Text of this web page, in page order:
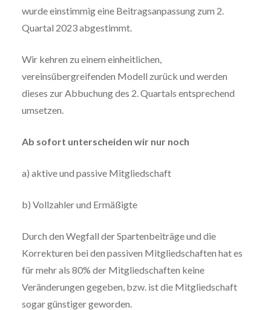
wurde einstimmig eine Beitragsanpassung zum 2.
Quartal 2023 abgestimmt.
Wir kehren zu einem einheitlichen,
vereinsübergreifenden Modell zurück und werden
dieses zur Abbuchung des 2. Quartals entsprechend
umsetzen.
Ab sofort unterscheiden wir nur noch
a) aktive und passive Mitgliedschaft
b) Vollzahler und Ermäßigte
Durch den Wegfall der Spartenbeiträge und die
Korrekturen bei den passiven Mitgliedschaften hat es
für mehr als 80% der Mitgliedschaften keine
Veränderungen gegeben, bzw. ist die Mitgliedschaft
sogar günstiger geworden.